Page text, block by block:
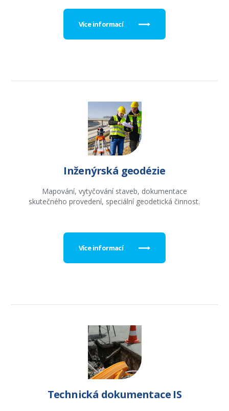
Více informací
Inženýrská geodézie
Mapování, vytyčování staveb, dokumentace
skutečného provedení, speciální geodetická činnost.
Více informací
Technická dokumentace IS